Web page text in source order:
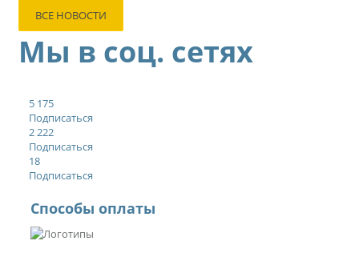
ВСЕ НОВОСТИ
Мы в соц. сетях
5 175
Подписаться
2 222
Подписаться
18
Подписаться
Способы оплаты